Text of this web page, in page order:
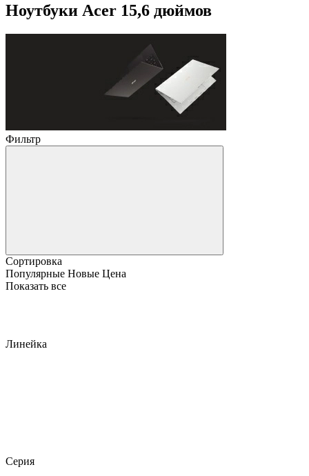
Ноутбуки Acer 15,6 дюймов
Фильтр
Сортировка
Популярные Новые Цена
Показать все
Линейка
Серия